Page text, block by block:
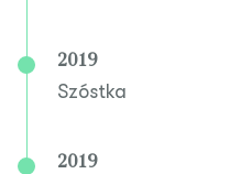
2019
Szóstka
2019